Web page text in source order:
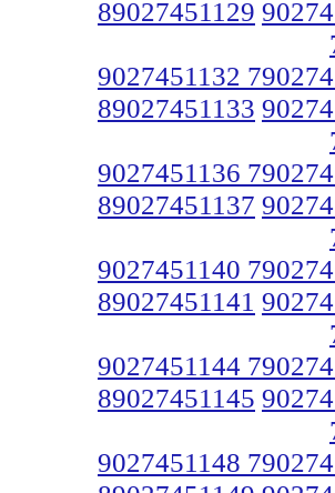
89027451129
9027451132
89027451133
9027451136
89027451137
9027451140
89027451141
9027451144
89027451145
9027451148